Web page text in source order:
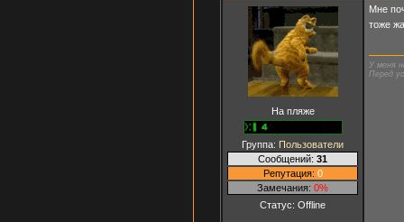
На пляже
Группа: Пользователи
Сообщений: 31
Репутация: 0
Замечания: 0%
Статус: Offline
Мне
тоже
У меня
Перед